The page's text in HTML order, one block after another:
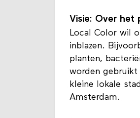
Visie: Over het
Local Color wil
inblazen.
planten,
worden
kleine lokale